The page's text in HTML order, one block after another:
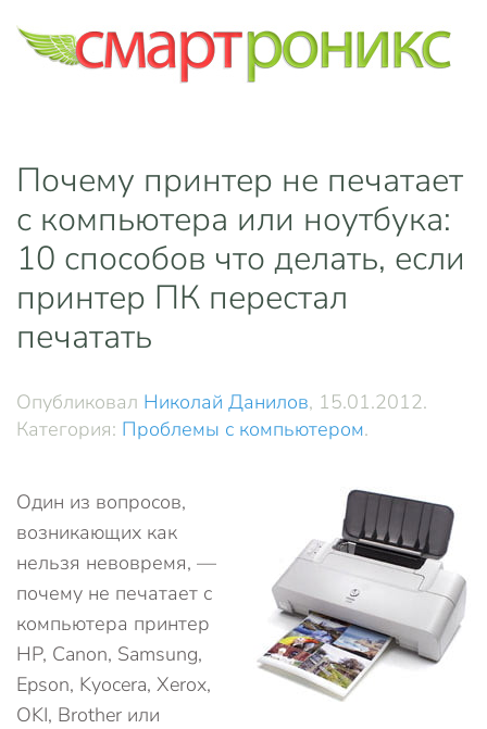
Skip to main content
Почему принтер не печатает
с компьютера или ноутбука:
10 способов что делать, если
принтер ПК перестал
печатать
Опубликовал Николай Данилов, 15.01.2012.
Категория: Проблемы с компьютером.
Один из вопросов,
возникающих как
нельзя невовремя, —
почему не печатает с
компьютера принтер
HP, Canon, Samsung,
Epson, Kyocera, Xerox,
OKI, Brother или